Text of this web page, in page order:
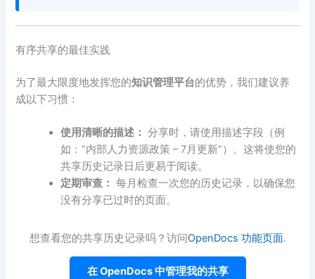
有序共享的最佳实践
为了最大限度地发挥您的知识管理平台的优势，我们建议养
成以下习惯：
使用清晰的描述： 分享时，请使用描述字段（例
如：“内部人力资源政策 – 7月更新”）。这将使您的
共享历史记录日后更易于阅读。
定期审查： 每月检查一次您的历史记录，以确保您
没有分享已过时的页面。
想查看您的共享历史记录吗？访问OpenDocs 功能页面.
在 OpenDocs 中管理我的共享